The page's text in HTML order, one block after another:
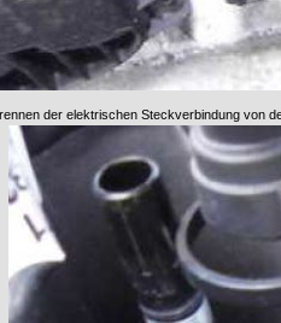
der elektrischen Steckverbindung von